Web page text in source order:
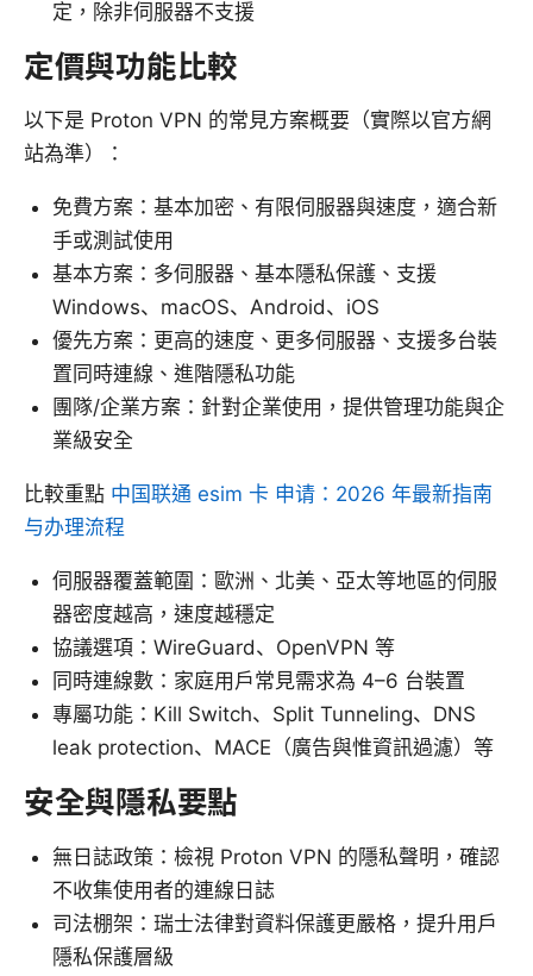
定，除非伺服器不支援
定價與功能比較
以下是 Proton VPN 的常見方案概要（實際以官方網
站為準）：
免費方案：基本加密、有限伺服器與速度，適合新
手或測試使用
基本方案：多伺服器、基本隱私保護、支援
Windows、macOS、Android、iOS
優先方案：更高的速度、更多伺服器、支援多台裝
置同時連線、進階隱私功能
團隊/企業方案：針對企業使用，提供管理功能與企
業級安全
比較重點 中国联通 esim 卡 申请：2026 年最新指南
与办理流程
伺服器覆蓋範圍：歐洲、北美、亞太等地區的伺服
器密度越高，速度越穩定
協議選項：WireGuard、OpenVPN 等
同時連線數：家庭用戶常見需求為 4–6 台裝置
專屬功能：Kill Switch、Split Tunneling、DNS
leak protection、MACE（廣告與惟資訊過濾）等
安全與隱私要點
無日誌政策：檢視 Proton VPN 的隱私聲明，確認
不收集使用者的連線日誌
司法棚架：瑞士法律對資料保護更嚴格，提升用戶
隱私保護層級